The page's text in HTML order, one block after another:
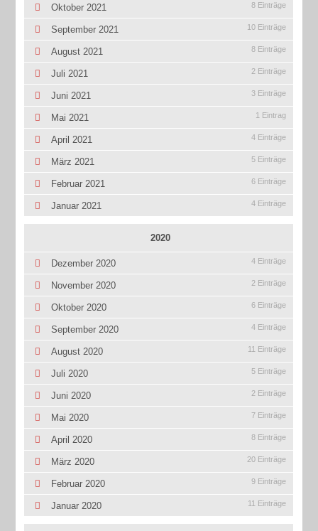
Oktober 2021 8 Einträge
September 2021 10 Einträge
August 2021 8 Einträge
Juli 2021 2 Einträge
Juni 2021 3 Einträge
Mai 2021 1 Eintrag
April 2021 4 Einträge
März 2021 5 Einträge
Februar 2021 6 Einträge
Januar 2021 4 Einträge
2020
Dezember 2020 4 Einträge
November 2020 2 Einträge
Oktober 2020 6 Einträge
September 2020 4 Einträge
August 2020 11 Einträge
Juli 2020 5 Einträge
Juni 2020 2 Einträge
Mai 2020 7 Einträge
April 2020 8 Einträge
März 2020 20 Einträge
Februar 2020 9 Einträge
Januar 2020 11 Einträge